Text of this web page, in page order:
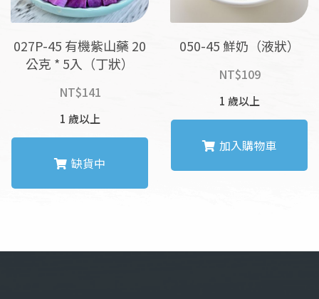
027P-45 有機紫山藥 20
公克 * 5入（丁狀）
NT$141
1 歲以上
缺貨中
050-45 鮮奶（液狀）
NT$109
1 歲以上
加入購物車